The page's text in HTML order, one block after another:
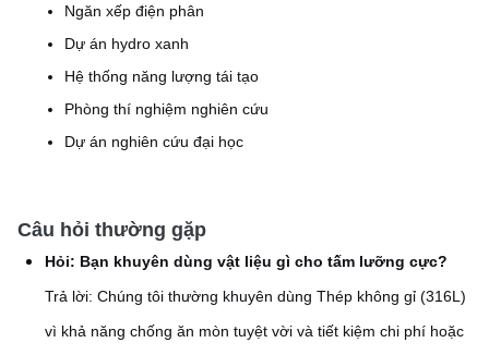
Ngăn xếp điện phân
Dự án hydro xanh
Hệ thống năng lượng tái tạo
Phòng thí nghiệm nghiên cứu
Dự án nghiên cứu đại học
Câu hỏi thường gặp
Hỏi: Bạn khuyên dùng vật liệu gì cho tấm lưỡng cực?
Trả lời: Chúng tôi thường khuyên dùng Thép không gỉ (316L)
vì khả năng chống ăn mòn tuyệt vời và tiết kiệm chi phí hoặc